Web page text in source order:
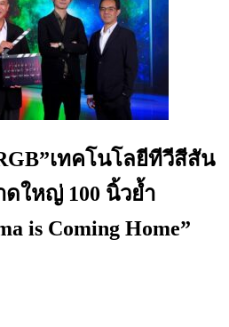
เทคโนโลยีทีวีสีสัน
ใหญ่ 100 นิ้วย้ำ
is Coming Home”